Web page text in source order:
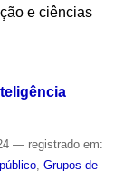
e ciências
— registrado em:
, Grupos de